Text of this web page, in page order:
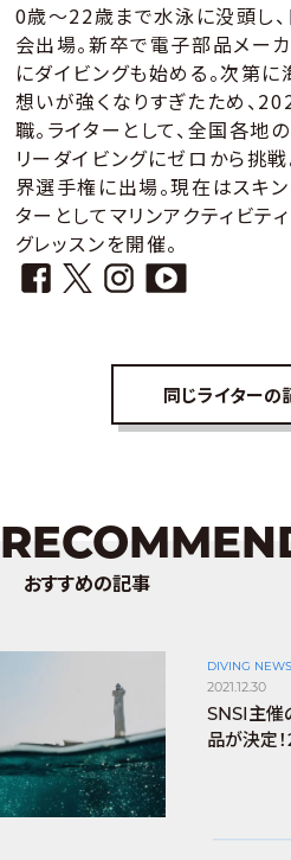
0歳～22歳まで水泳に没頭し
会出場。新卒で電子部品メー
にダイビングも始める。次第
想いが強くなりすぎたため、
職。ライターとして、全国各地
リーダイビングにゼロから挑
界選手権に出場。現在はスキ
ターとしてマリンアクティビテ
グレッスンを開催。
同じライターの
おすすめの記事
DIVING NEWS
2021.12.30
SNSI主催
品が決定